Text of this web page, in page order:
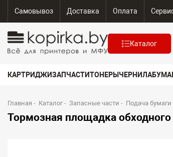
Самовывоз Доставка Оплата
Каталог
КАРТРИДЖИЗАПЧАСТИТОНЕРЫ ЧЕРНИЛА
Главная - Каталог - Запасные части - Подача
Тормозная площадка обходного